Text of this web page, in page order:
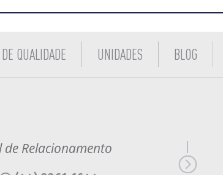
QUALIDADE UNIDADES BLOG
de Relacionamento